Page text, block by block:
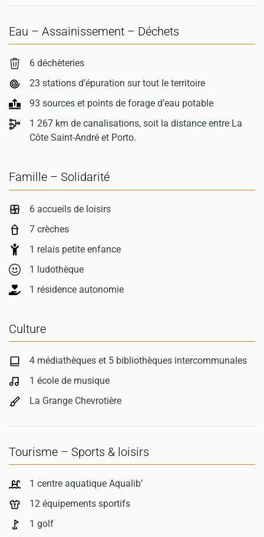
Eau – Assainissement – Déchets
6 déchèteries
23 stations d’épuration sur tout le territoire
93 sources et points de forage d’eau potable
1 267 km de canalisations, soit la distance entre La
Côte Saint-André et Porto.
Famille – Solidarité
6 accueils de loisirs
7 crèches
1 relais petite enfance
1 ludothèque
1 résidence autonomie
Culture
4 médiathèques et 5 bibliothèques intercommunales
1 école de musique
La Grange Chevrotière
Tourisme – Sports & loisirs
1 centre aquatique Aqualib’
12 équipements sportifs
1 golf